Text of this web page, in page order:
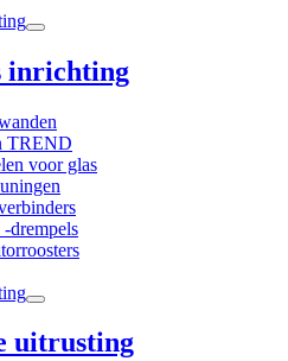
inrichting
TREND
voor glas
drempels
uitrusting